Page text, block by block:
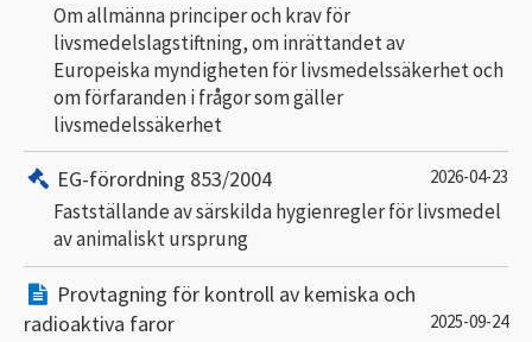
Om allmänna principer och krav för
livsmedelslagstiftning, om inrättandet av
Europeiska myndigheten för livsmedelssäkerhet och
om förfaranden i frågor som gäller
livsmedelssäkerhet
EG-förordning 853/2004 2026-04-23
Fastställande av särskilda hygienregler för livsmedel
av animaliskt ursprung
Provtagning för kontroll av kemiska och
radioaktiva faror
2025-09-24